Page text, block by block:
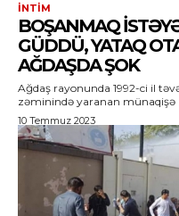
İNTIM
BOŞANMAQ
GÜDDÜ, YATAQ
AĞDAŞDA ŞOK
Ağdaş rayonunda 1992-ci il
zəminində yaranan münaqişə
10 Temmuz 2023